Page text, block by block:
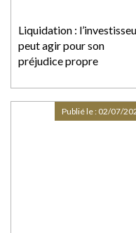
Liquidation :
peut agir pour son
préjudice propre
Publié le : 02/07/